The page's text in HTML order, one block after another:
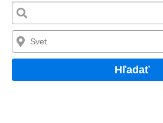
Hľadať